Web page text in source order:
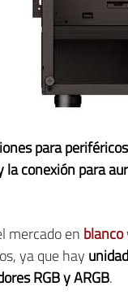
para
la conexión para
mercado en blanco
ya que hay
RGB y ARGB.